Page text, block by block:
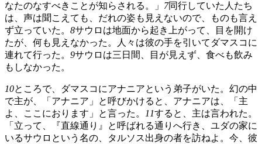
なたのなすべきことが知らされる。」 7同行していた人たち
は、声は聞こえても、だれの姿も見えないので、ものも言え
ず立っていた。 8サウロは地面から起き上がって、目を開け
たが、何も見えなかった。人々は彼の手を引いてダマスコに
連れて行った。 9サウロは三日間、目が見えず、食べも飲み
もしなかった。
10ところで、ダマスコにアナニアという弟子がいた。幻の中
で主が、「アナニア」と呼びかけると、アナニアは、「主
よ、ここにおります」と言った。 11すると、主は言われた。
「立って、『直線通り』と呼ばれる通りへ行き、ユダの家に
いるサウロという名の、タルソス出身の者を訪ねよ。今、彼